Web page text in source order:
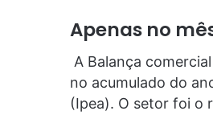
Apenas no
A Balança
no acumulado do
(Ipea). O setor foi o